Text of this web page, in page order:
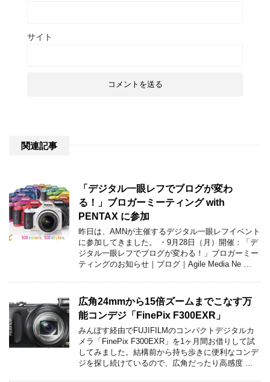
サイト
関連記事
「デジタル一眼レフでブログが変わ
る！」ブロガーミーティング with
PENTAX に参加
昨日は、AMNが主催するデジタル一眼レフイベント
に参加してきました。 ・9月28日（月）開催：「デ
ジタル一眼レフでブログが変わる！」ブロガーミー
ティングのお知らせ｜ブログ｜Agile Media Ne …
広角24mmから15倍ズームまでこなす万
能コンデジ「FinePix F300EXR」
みんぽす経由でFUJIFILMのコンパクトデジタルカ
メラ「FinePix F300EXR」を1ヶ月間お借りして試
してみました。結構前から持ち歩きに便利なコンデ
ジを探し続けているので、広角だったり高感度 …